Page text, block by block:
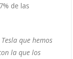
de las
que hemos
la que los